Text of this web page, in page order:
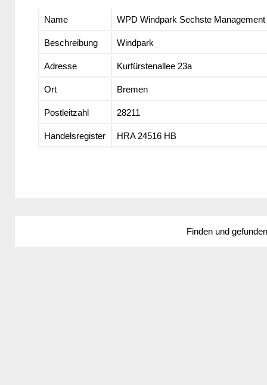
Name WPD Windpark Sechste
Beschreibung Windpark
Adresse Kurfürstenallee 23a
Ort Bremen
Postleitzahl 28211
Handelsregister HRA 24516 HB
Finden und